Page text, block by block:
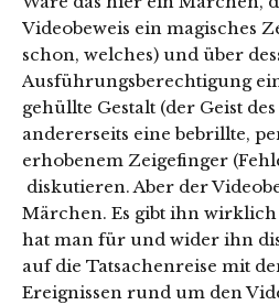
Videobeweis ein magisches
schon, welches) und über
Ausführungsberechtigung
gehüllte Gestalt (der Geist
andererseits eine bebrillte,
erhobenem Zeigefinger
diskutieren. Aber der
Märchen. Es gibt ihn
hat man für und wider ihn
auf die Tatsachenreise mit
Ereignissen rund um den